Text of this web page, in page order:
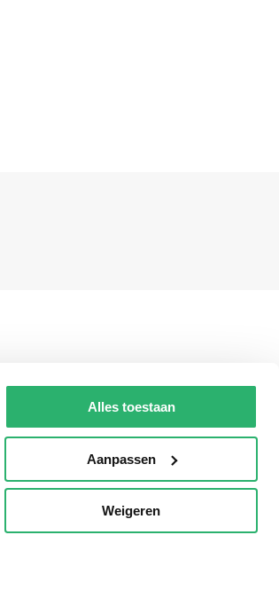
Alles toestaan
Aanpassen
Weigeren